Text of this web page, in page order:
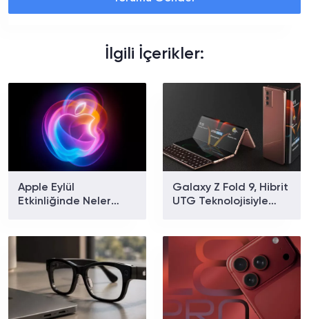
İlgili İçerikler:
Apple Eylül
Etkinliğinde Neler
iPhone İçin Geri Sayım
Başladı!
Galaxy Z Fold 9, Hibrit
UTG Teknolojisiyle
Kırışıklık Yolda